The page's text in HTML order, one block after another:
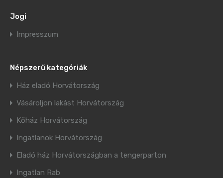
Jogi
Impresszum
Népszerű kategóriák
Ház eladó Horvátország
Vásároljon lakást Horvátország
Kőház Horvátország
Ingatlanok Horvátország
Eladó ház Horvátországban a tengerparton
Ingatlan Rab